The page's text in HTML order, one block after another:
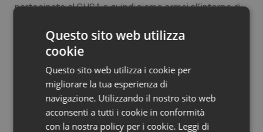
partecipato al GHSA e quindi siamo ormai all'interno di
contrasto alla diffusione del virus.
Ci tengo a ribadire che tutte le organizzazioni e gli
analisti hanno affermato che il virus si è trasmesso e
l'epidemia è cresciuta a causa dell'incapacità dei Paesi
in cui è scoppiata, come vi dicevo prima, di mettere in
atto misure sanitarie che per noi sarebbero
elementari: rintracciare le persone contaminate,
Questo sito web utilizza
cookie
Questo sito web utilizza i cookie per
migliorare la tua esperienza di
navigazione. Utilizzando il nostro sito web
acconsenti a tutti i cookie in conformità
con la nostra policy per i cookie. Leggi di